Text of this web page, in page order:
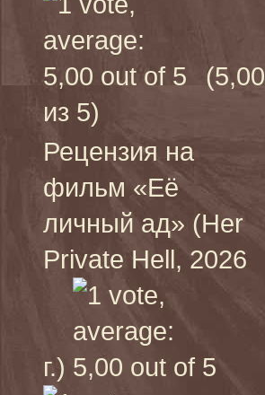
(5,00
из 5)
Рецензия на
фильм «Её
личный ад» (Her
Private Hell, 2026
г.)